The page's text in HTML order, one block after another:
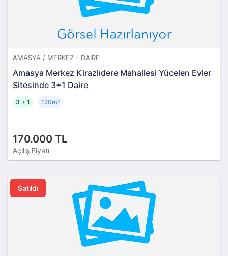
AMASYA / MERKEZ - DAIRE
Amasya Merkez Kirazlıdere Mahallesi Yücelen Evler
Sitesinde 3+1 Daire
170.000 TL
Açılış Fiyatı
3 + 1 120m²
Satıldı